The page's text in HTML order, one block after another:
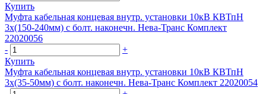
Купить
Муфта кабельная концевая внутр. установки 10кВ КВТпН
3х(150-240мм) с болт. наконечн. Нева-Транс Комплект
22020056
-
+
Купить
Муфта кабельная концевая внутр. установки 10кВ КВТпН
3х(35-50мм) с болт. наконечн. Нева-Транс Комплект 22020054